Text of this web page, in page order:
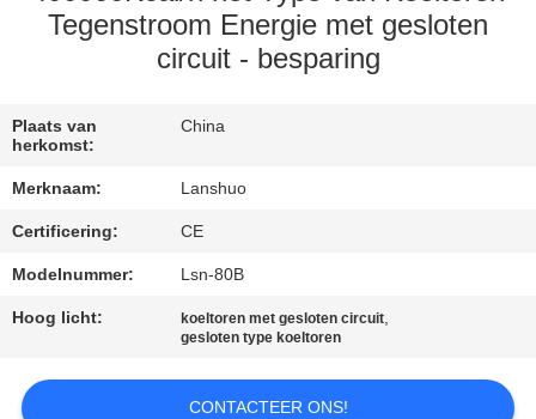
CONTACTEER
VERZOEK
OM EEN
CITAAT
SITEMAP
Tegenstroom Energie met gesloten
circuit - besparing
Plaats van
herkomst:
China
Merknaam: Lanshuo
Certificering: CE
Modelnummer: Lsn-80B
Hoog licht: koeltoren met gesloten circuit,
gesloten type koeltoren
CONTACTEER ONS!